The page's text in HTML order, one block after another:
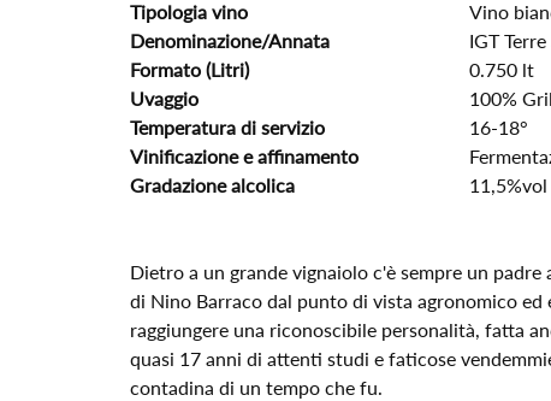
Tipologia vino
Vino
Denominazione/Annata
IGT
Formato (Litri)
0.750 lt
Uvaggio
100%
Temperatura di servizio
16-18°
Vinificazione e affinamento
Gradazione alcolica
11,5%vol
Dietro a un grande vignaiolo c'è sempre un
di Nino Barraco dal punto di vista agronomico ed
raggiungere una riconoscibile personalità, fatta
quasi 17 anni di attenti studi e faticose
contadina di un tempo che fu.